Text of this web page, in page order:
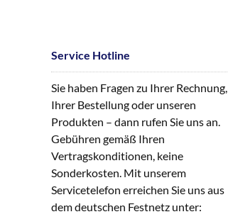
Service Hotline
Sie haben Fragen zu Ihrer Rechnung,
Ihrer Bestellung oder unseren
Produkten – dann rufen Sie uns an.
Gebühren gemäß Ihren
Vertragskonditionen, keine
Sonderkosten. Mit unserem
Servicetelefon erreichen Sie uns aus
dem deutschen Festnetz unter: